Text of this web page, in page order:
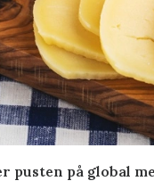
pusten på global